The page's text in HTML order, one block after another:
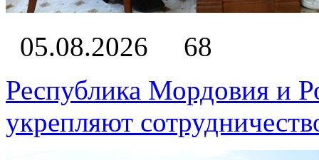
05.08.2026
68
Республика Мордовия и
укрепляют